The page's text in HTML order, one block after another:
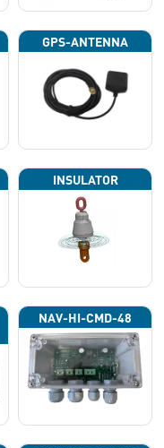
GPS-ANTENNA
INSULATOR
NAV-HI-CMD-48